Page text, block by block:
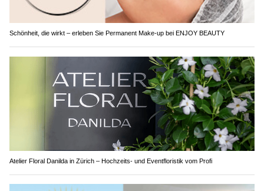
Schönheit, die wirkt – erleben Sie Permanent Make-up bei ENJOY BEAUTY
Atelier Floral Danilda in Zürich – Hochzeits- und Eventfloristik vom Profi